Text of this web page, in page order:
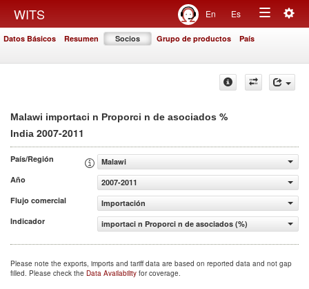
WITS En Es
Toggle
Datos Básicos Resumen Socios Grupo de productos País
Malawi importaci n Proporci n de asociados %
India 2007-2011
País/Región
Malawi
Año
2007-2011
Flujo comercial
Importación
Indicador
importaci n Proporci n de asociados (%)
Please note the exports, imports and tariff data are based on reported data and not gap
filled. Please check the Data Availability for coverage.